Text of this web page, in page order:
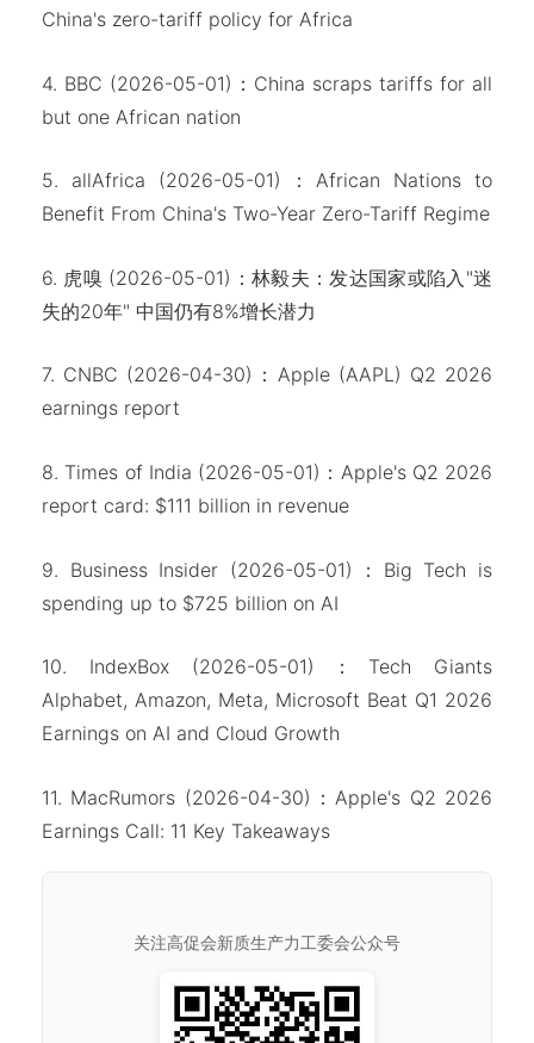
China's zero-tariff policy for Africa
4. BBC (2026-05-01)：China scraps tariffs for all
but one African nation
5. allAfrica (2026-05-01)：African Nations to
Benefit From China's Two-Year Zero-Tariff Regime
6. 虎嗅 (2026-05-01)：林毅夫：发达国家或陷入"迷
失的20年" 中国仍有8%增长潜力
7. CNBC (2026-04-30)：Apple (AAPL) Q2 2026
earnings report
8. Times of India (2026-05-01)：Apple's Q2 2026
report card: $111 billion in revenue
9. Business Insider (2026-05-01)：Big Tech is
spending up to $725 billion on AI
10. IndexBox (2026-05-01)：Tech Giants
Alphabet, Amazon, Meta, Microsoft Beat Q1 2026
Earnings on AI and Cloud Growth
11. MacRumors (2026-04-30)：Apple's Q2 2026
Earnings Call: 11 Key Takeaways
关注高促会新质生产力工委会公众号